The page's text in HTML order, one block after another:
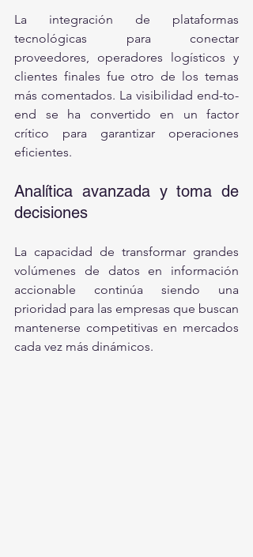
La integración de plataformas
tecnológicas para conectar
proveedores, operadores logísticos y
clientes finales fue otro de los temas
más comentados. La visibilidad end-to-
end se ha convertido en un factor
crítico para garantizar operaciones
eficientes.
Analítica avanzada y toma de
decisiones
La capacidad de transformar grandes
volúmenes de datos en información
accionable continúa siendo una
prioridad para las empresas que buscan
mantenerse competitivas en mercados
cada vez más dinámicos.